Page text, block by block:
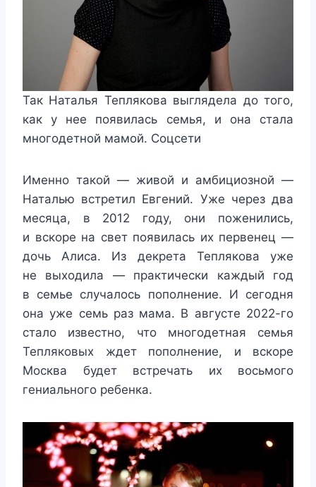
Так Наталья Теплякова выглядела до того,
как у нее появилась семья, и она стала
многодетной мамой. Соцсети
Именно такой — живой и амбициозной —
Наталью встретил Евгений. Уже через два
месяца, в 2012 году, они поженились,
и вскоре на свет появилась их первенец —
дочь Алиса. Из декрета Теплякова уже
не выходила — практически каждый год
в семье случалось пополнение. И сегодня
она уже семь раз мама. В августе 2022-го
стало известно, что многодетная семья
Тепляковых ждет пополнение, и вскоре
Москва будет встречать их восьмого
гениального ребенка.